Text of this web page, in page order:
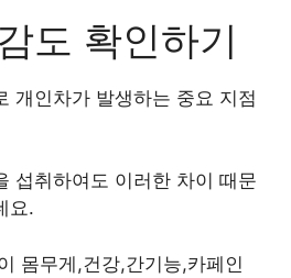
도 확인하기
개인차가 발생하는 중요 지점
섭취하여도 이러한 차이 때문
요.
몸무게,건강,간기능,카페인